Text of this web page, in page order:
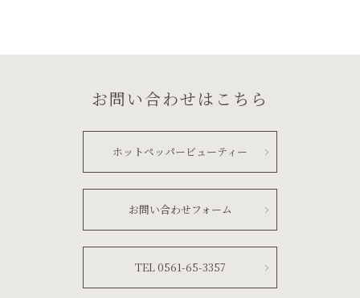
お問い合わせはこちら
ホットペッパービューティー
お問い合わせフォーム
TEL 0561-65-3357